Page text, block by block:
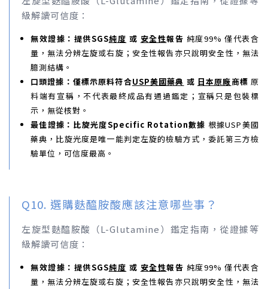
級解讀可信度：
無效證據：提供SGS純度 或 安全性報告 純度99% 僅代表含
量，無法分辨左旋或右旋；安全性報告亦只說明安全性，無法
臆測結構。
口頭證據：僅標示原料符合USP美國藥典 或 日本原廠商標 原
料端有宣稱，不代表最終成品有通過鑑定；宣稱只是包裝標
示，無從核對。
最佳證據：比旋光度Specific Rotation數據 根據USP美國
藥典，比旋光度是唯一能判定左旋的檢驗方式，委託第三方檢
驗單位，可信度最高。
Q10. 選購麩醯胺酸應該注意哪些事？
左旋型麩醯胺酸（L-Glutamine）鑑定指南，從證據等
級解讀可信度：
無效證據：提供SGS純度 或 安全性報告 純度99% 僅代表含
量，無法分辨左旋或右旋；安全性報告亦只說明安全性，無法